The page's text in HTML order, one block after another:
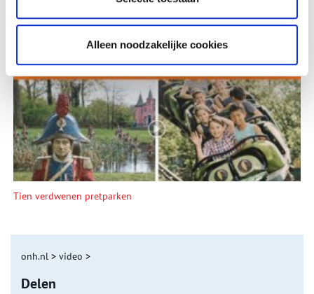
Alleen noodzakelijke cookies
Een jaar rond in de Eendenkooi ’t Zand
Tien verdwenen pretparken
onh.nl > video >
Delen